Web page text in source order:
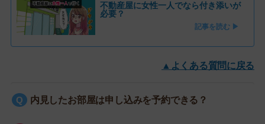
不動産屋に女性一人でなら付き添いが
必要？
記事を読む ▶
▲よくある質問に戻る
内見したお部屋は申し込みを予約できる？